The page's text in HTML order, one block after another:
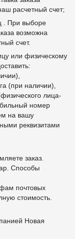
расчетный счет;
. При выборе
возможна
счет.
или физическому
(при наличии),
лица-
номер
на вашу
реквизитами
заказ.
Способы
почтовых
стоимость.
Новая